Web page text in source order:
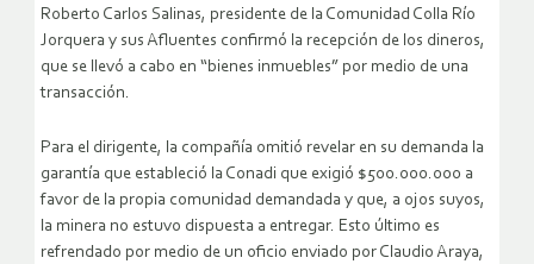
Roberto Carlos Salinas, presidente de la Comunidad Colla Río
Jorquera y sus Afluentes confirmó la recepción de los dineros,
que se llevó a cabo en “bienes inmuebles” por medio de una
transacción.
Para el dirigente, la compañía omitió revelar en su demanda la
garantía que estableció la Conadi que exigió $500.000.000 a
favor de la propia comunidad demandada y que, a ojos suyos,
la minera no estuvo dispuesta a entregar. Esto último es
refrendado por medio de un oficio enviado por Claudio Araya,